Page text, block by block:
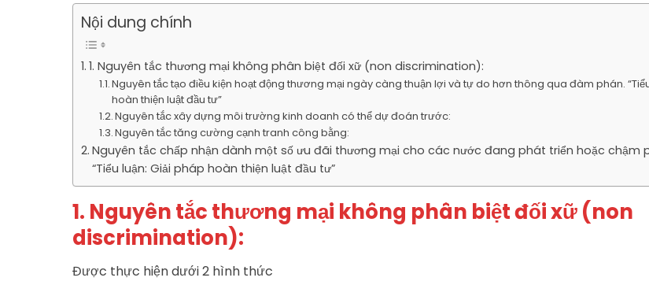
Nội dung chính
1. Nguyên tắc thương mại không phân biệt đối xữ (non discrimination):
Nguyên tắc tạo điều kiện hoạt động thương mại ngày càng thuận lợi và tự do hơn thông qua đàm phán.
hoàn thiện luật đầu tư”
Nguyên tắc xây dựng môi trường kinh doanh có thể dự đoán trước:
Nguyên tắc tăng cường cạnh tranh công bằng:
Nguyên tắc chấp nhận dành một số ưu đãi thương mại cho các nước đang phát triển hoặc chậm
“Tiểu luận: Giải pháp hoàn thiện luật đầu tư”
1. Nguyên tắc thương mại không phân biệt đối xữ (non
discrimination):
Được thực hiện dưới 2 hình thức